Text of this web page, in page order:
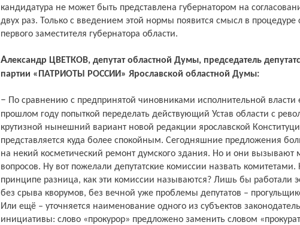
кандидатура не может быть представлена губернатором на
двух раз. Только с введением этой нормы появится смысл в процедуре
первого заместителя губернатора области.
Александр ЦВЕТКОВ, депутат областной Думы, председатель депутатской фракции
партии «ПАТРИОТЫ РОССИИ» Ярославской областной Думы:
– По сравнению с предпринятой чиновниками исполнительной власти ещё в
прошлом году попыткой переделать действующий Устав области с
крутизной нынешний вариант новой редакции ярославской
представляется куда более спокойным. Сегодняшние предложения
на некий косметический ремонт думского здания. Но и они вызывают
вопросов. Ну вот пожелали депутатские комиссии назвать комитетами.
принципе разница, как эти комиссии называются? Лишь бы работали
без срыва кворумов, без вечной уже проблемы депутатов –
Или ещё – уточняется наименование одного из субъектов
инициативы: слово «прокурор» предложено заменить словом